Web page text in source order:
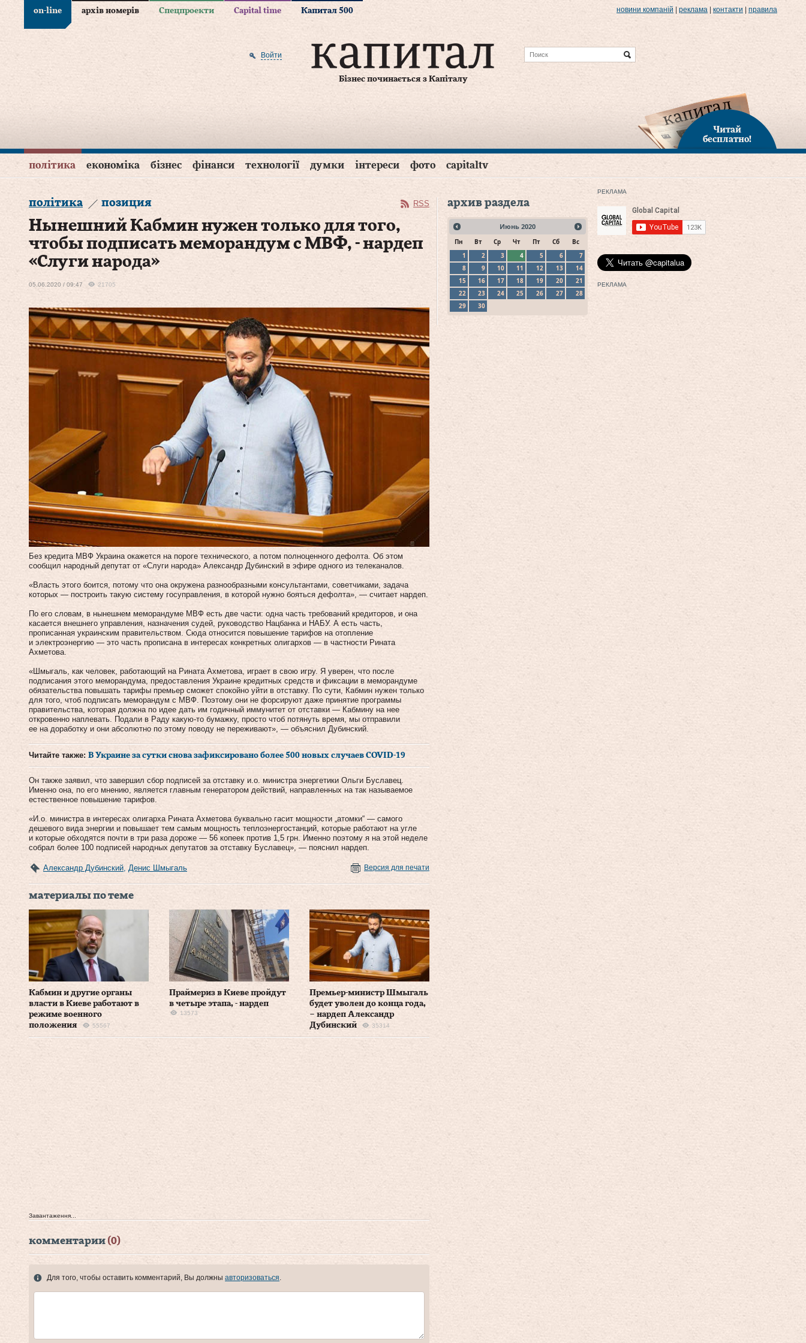
on-line архів номерів Спецпроекти Capital time Капитал 500 новини компаній реклама контакти правила
Бізнес починається з Капіталу
Войти
Читай
бесплатно!
політика економіка бізнес фінанси технології думки інтереси фото capitaltv
політика позиция RSS
Нынешний Кабмин нужен только для того,
чтобы подписать меморандум с МВФ, - нардеп
«Слуги народа»
05.06.2020 / 09:47 21705
Без кредита МВФ Украина окажется на пороге технического, а потом полноценного дефолта. Об этом
сообщил народный депутат от «Слуги народа» Александр Дубинский в эфире одного из телеканалов.
«Власть этого боится, потому что она окружена разнообразными консультантами, советчиками, задача
которых — построить такую систему госуправления, в которой нужно бояться дефолта», — считает нардеп.
По его словам, в нынешнем меморандуме МВФ есть две части: одна часть требований кредиторов, и она
касается внешнего управления, назначения судей, руководство Нацбанка и НАБУ. А есть часть,
прописанная украинским правительством. Сюда относится повышение тарифов на отопление
и электроэнергию — это часть прописана в интересах конкретных олигархов — в частности Рината
Ахметова.
«Шмыгаль, как человек, работающий на Рината Ахметова, играет в свою игру. Я уверен, что после
подписания этого меморандума, предоставления Украине кредитных средств и фиксации в меморандуме
обязательства повышать тарифы премьер сможет спокойно уйти в отставку. По сути, Кабмин нужен только
для того, чтоб подписать меморандум с МВФ. Поэтому они не форсируют даже принятие программы
правительства, которая должна по идее дать им годичный иммунитет от отставки — Кабмину на нее
откровенно наплевать. Подали в Раду какую-то бумажку, просто чтоб потянуть время, мы отправили
ее на доработку и они абсолютно по этому поводу не переживают», — объяснил Дубинский.
Читайте также: В Украине за сутки снова зафиксировано более 500 новых случаев COVID-19
Он также заявил, что завершил сбор подписей за отставку и.о. министра энергетики Ольги Буславец.
Именно она, по его мнению, является главным генератором действий, направленных на так называемое
естественное повышение тарифов.
«И.о. министра в интересах олигарха Рината Ахметова буквально гасит мощности „атомки“ — самого
дешевого вида энергии и повышает тем самым мощность теплоэнергостанций, которые работают на угле
и которые обходятся почти в три раза дороже — 56 копеек против 1,5 грн. Именно поэтому я на этой неделе
собрал более 100 подписей народных депутатов за отставку Буславец», — пояснил нардеп.
Александр Дубинский Денис Шмыгаль Версия для печати
материалы по теме
Кабмин и другие органы
власти в Киеве работают в
режиме военного
положения
55567
Праймериз в Киеве пройдут
в четыре этапа, - нардеп
13573
Премьер-министр Шмыгаль
будет уволен до конца года,
– нардеп Александр
Дубинский
35314
Завантаження...
комментарии (0)
Для того, чтобы оставить комментарий, Вы должны авторизоваться
архив раздела
Июнь 2020
Пн Вт Ср Чт Пт Сб
Вс
1
2 3 4 5 6
7
8
9 10 11 12 13
14
15
16 17 18 19 20
21
22
23 24 25 26 27
28
29
30
РЕКЛАМА
РЕКЛАМА